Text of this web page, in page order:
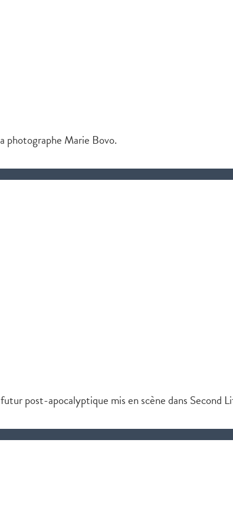
photographe Marie Bovo.
post-apocalyptique mis en scène dans Second